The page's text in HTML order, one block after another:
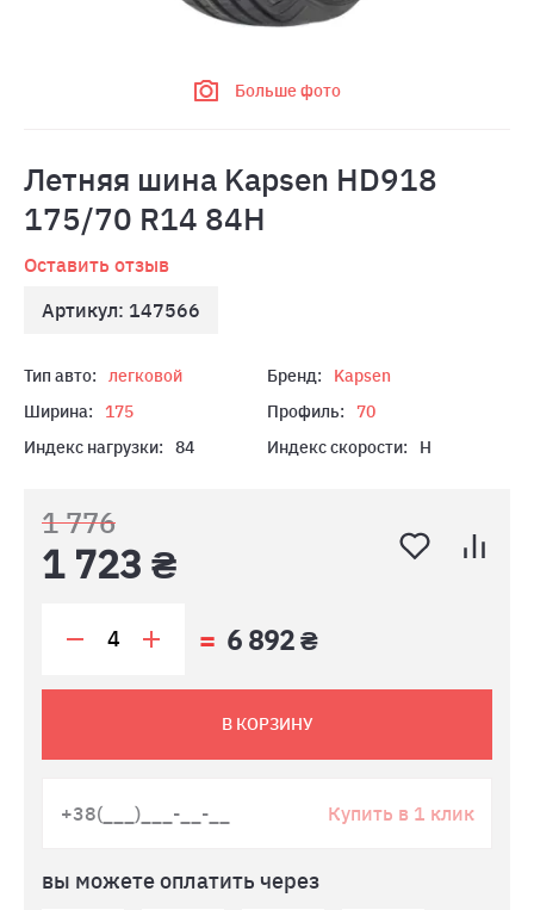
Больше фото
Летняя шина Kapsen HD918
175/70 R14 84H
Оставить отзыв
Артикул: 147566
Тип авто: легковой Бренд:
Kapsen
Ширина:
175 Профиль:
70
Индекс нагрузки:
84 Индекс скорости: H
1 776
1 723 ₴
6 892 ₴
В КОРЗИНУ
Купить в 1 клик
вы можете оплатить через